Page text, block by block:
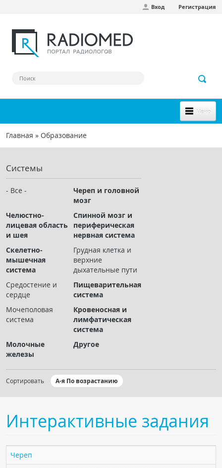
Вход Регистрация
Меню
НОВОЕ НА САЙТЕ
СООБЩЕСТВО
Клинические наблюдения
Чат RADIOMED
ОБРАЗОВАНИЕ
Интерактивные задания
Презентации
Публикации
Журнал "Лучевая диагностика и терапия"
ПАЦИЕНТАМ
Вы здесь
Главная » Образование
Системы
- Все -
Череп и головной
мозг
Челюстно-
лицевая область
и шея
Спинной мозг и
периферическая
нервная система
Скелетно-
мышечная
система
Грудная клетка и
верхние
дыхательные пути
Средостение и
сердце
Пищеварительная
система
Мочеполовая
система
Кровеносная и
лимфатическая
система
Молочные
железы
Другое
Сортировать А-я По возрастанию
Интерактивные задания
Череп